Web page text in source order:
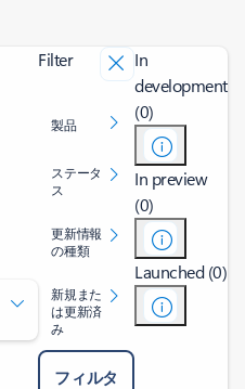
Filter
製品
ステータ
ス
更新情報
の種類
新規また
は更新済
み
フィルタ
In
development
(0)
In preview
(0)
Launched (0)